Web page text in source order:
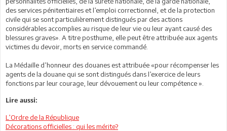
des services pénitentiaires et l’emploi correctionnel, et de la protection
civile qui se sont particulièrement distingués par des actions
considérables accomplies au risque de leur vie ou leur ayant causé des
blessures graves». A titre posthume, elle peut être attribuée aux agents
victimes du devoir, morts en service commandé.
La Médaille d’honneur des douanes est attribuée «pour récompenser les
agents de la douane qui se sont distingués dans l’exercice de leurs
fonctions par leur courage, leur dévouement ou leur compétence ».
Lire aussi:
L’Ordre de la République
Décorations officielles : qui les mérite?